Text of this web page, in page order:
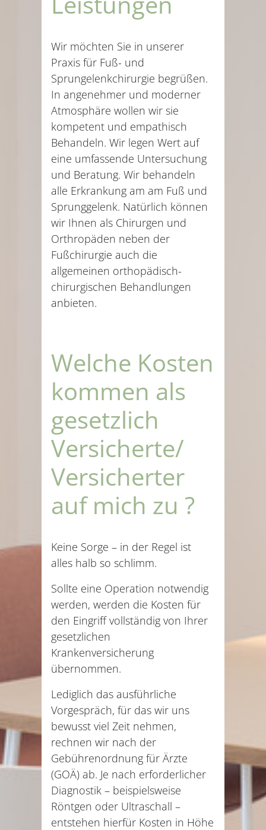
Wir möchten Sie in unserer
Praxis für Fuß- und
Sprungelenkchirurgie begrüßen.
In angenehmer und moderner
Atmosphäre wollen wir sie
kompetent und empathisch
Behandeln. Wir legen Wert auf
eine umfassende Untersuchung
und Beratung. Wir behandeln
alle Erkrankung am am Fuß und
Sprunggelenk. Natürlich können
wir Ihnen als Chirurgen und
Orthropäden neben der
Fußchirurgie auch die
allgemeinen orthopädisch-
chirurgischen Behandlungen
anbieten.
Welche Kosten
kommen als
gesetzlich
Versicherte/
Versicherter
auf mich zu ?
Keine Sorge – in der Regel ist
alles halb so schlimm.
Sollte eine Operation notwendig
werden, werden die Kosten für
den Eingriff vollständig von Ihrer
gesetzlichen
Krankenversicherung
übernommen.
Lediglich das ausführliche
Vorgespräch, für das wir uns
bewusst viel Zeit nehmen,
rechnen wir nach der
Gebührenordnung für Ärzte
(GOÄ) ab. Je nach erforderlicher
Diagnostik – beispielsweise
Röntgen oder Ultraschall –
entstehen hierfür Kosten in Höhe